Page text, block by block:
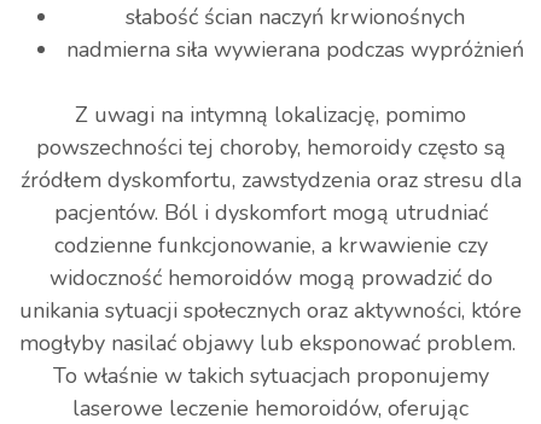
słabość ścian naczyń krwionośnych
nadmierna siła wywierana podczas wypróżnień
Z uwagi na intymną lokalizację, pomimo
powszechności tej choroby, hemoroidy często są
źródłem dyskomfortu, zawstydzenia oraz stresu dla
pacjentów. Ból i dyskomfort mogą utrudniać
codzienne funkcjonowanie, a krwawienie czy
widoczność hemoroidów mogą prowadzić do
unikania sytuacji społecznych oraz aktywności, które
mogłyby nasilać objawy lub eksponować problem.
To właśnie w takich sytuacjach proponujemy
laserowe leczenie hemoroidów, oferując